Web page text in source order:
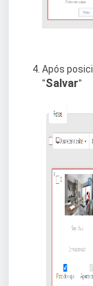
Após
"Salvar"